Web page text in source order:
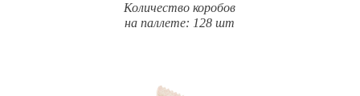
Количество коробов
на паллете: 128 шт